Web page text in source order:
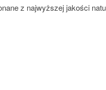
z najwyższej jakości